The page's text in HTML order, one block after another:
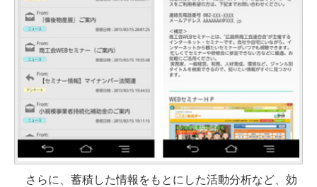
さらに、蓄積した情報をもとにした活動分析など、効